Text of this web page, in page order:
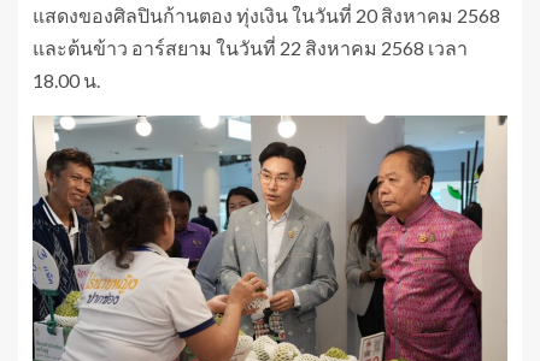
แสดงของศิลปินก้านตอง ทุ่งเงิน ในวันที่ 20 สิงหาคม 2568
และต้นข้าว อาร์สยาม ในวันที่ 22 สิงหาคม 2568 เวลา
18.00 น.